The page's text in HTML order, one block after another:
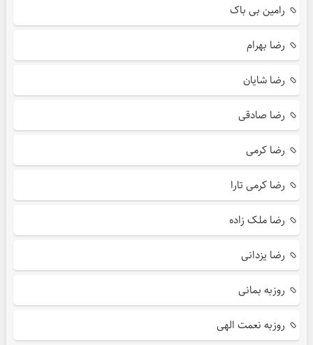
رامین بی باک
رضا بهرام
رضا شایان
رضا صادقی
رضا کرمی
رضا کرمی تارا
رضا ملک زاده
رضا یزدانی
روزبه بمانی
روزبه نعمت الهی